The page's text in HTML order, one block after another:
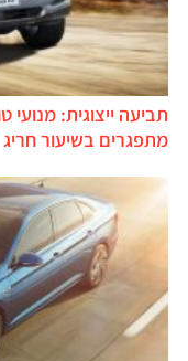
תביעה ייצוגית: מנועי
מתפגרים בשיעור חריג